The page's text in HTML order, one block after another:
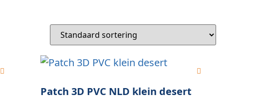
Patch 3D PVC NLD klein desert